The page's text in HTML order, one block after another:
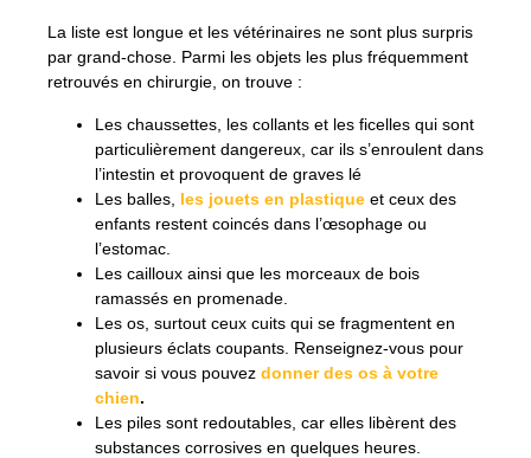
La liste est longue et les vétérinaires ne sont plus surpris
par grand-chose. Parmi les objets les plus fréquemment
retrouvés en chirurgie, on trouve :
Les chaussettes, les collants et les ficelles qui sont
particulièrement dangereux, car ils s’enroulent dans
l’intestin et provoquent de graves lé
Les balles, les jouets en plastique et ceux des
enfants restent coincés dans l’œsophage ou
l’estomac.
Les cailloux ainsi que les morceaux de bois
ramassés en promenade.
Les os, surtout ceux cuits qui se fragmentent en
plusieurs éclats coupants. Renseignez-vous pour
savoir si vous pouvez donner des os à votre
chien.
Les piles sont redoutables, car elles libèrent des
substances corrosives en quelques heures.